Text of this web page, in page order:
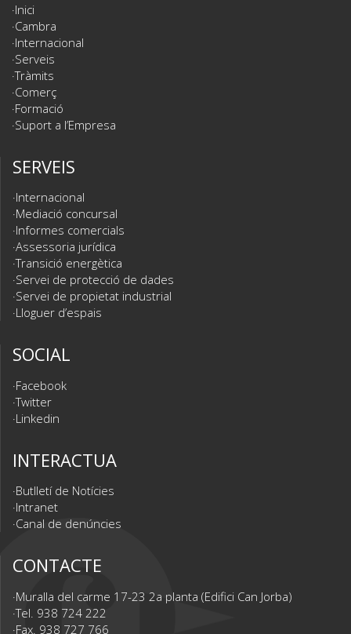
Inici
Cambra
Internacional
Serveis
Tràmits
Comerç
Formació
Suport a l’Empresa
SERVEIS
Internacional
Mediació concursal
Informes comercials
Assessoria jurídica
Transició energètica
Servei de protecció de dades
Servei de propietat industrial
Lloguer d’espais
SOCIAL
Facebook
Twitter
Linkedin
INTERACTUA
Butlletí de Notícies
Intranet
Canal de denúncies
CONTACTE
Muralla del carme 17-23 2a planta (Edifici Can Jorba)
Tel. 938 724 222
Fax. 938 727 766